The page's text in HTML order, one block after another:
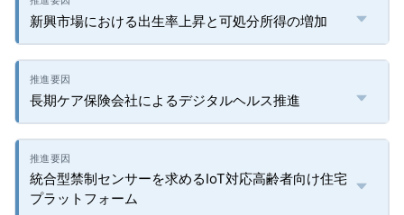
新興市場における出生率上昇と可処分所得の増加
長期ケア保険会社によるデジタルヘルス推進
統合型禁制センサーを求めるIoT対応高齢者向け住宅
プラットフォーム